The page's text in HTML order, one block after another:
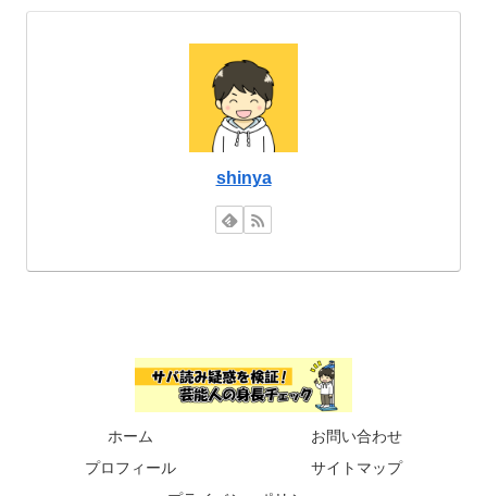
shinya
ホーム
お問い合わせ
プロフィール
サイトマップ